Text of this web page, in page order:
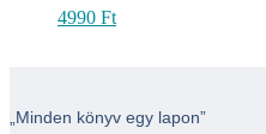
4990 Ft
„Minden könyv egy lapon”